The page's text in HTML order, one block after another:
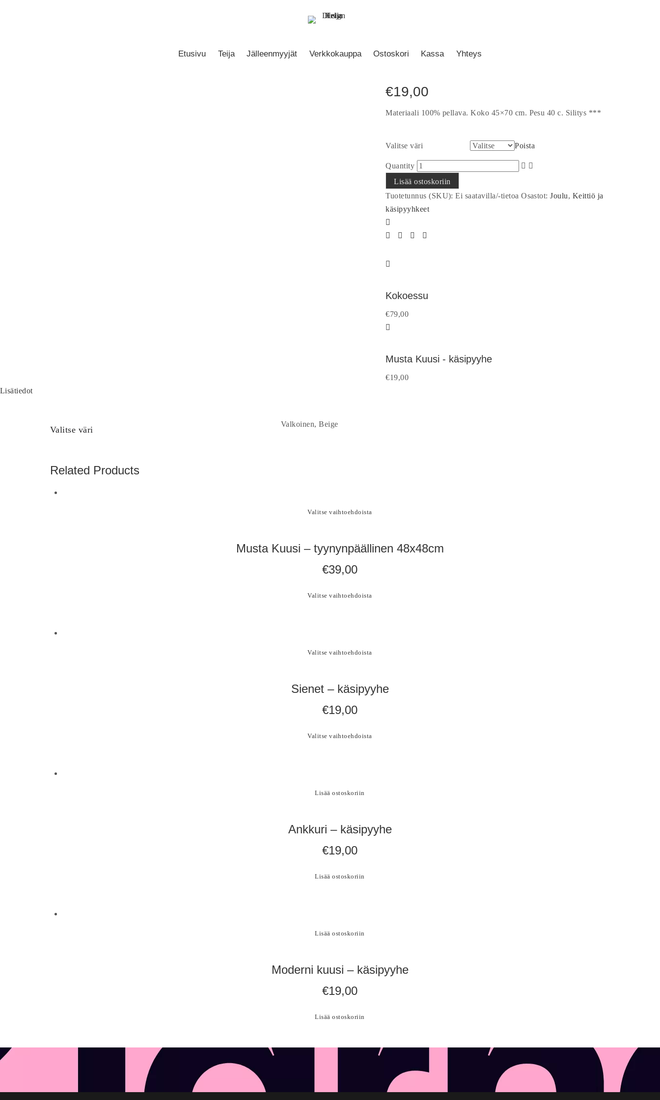
Etusivu Teija Jälleenmyyjät Verkkokauppa Ostoskori Kassa Yhteys
Moderni Kuusi – käsipyyhe
€19,00
Materiaali 100% pellava. Koko 45×70 cm. Pesu 40 c. Silitys ***
Valitse väri Poista
Quantity
Lisää ostoskoriin
Tuotetunnus (SKU):Ei saatavilla/-tietoa Osastot:Joulu, Keittiö ja
käsipyyhkeet
Kokoessu
€79,00
Musta Kuusi - käsipyyhe
€19,00
Lisätiedot
Valitse väri
Valkoinen, Beige
Related Products
Valitse vaihtoehdoista
Musta Kuusi – tyynynpäällinen 48x48cm
€39,00
Valitse vaihtoehdoista
Valitse vaihtoehdoista
Sienet – käsipyyhe
€19,00
Valitse vaihtoehdoista
Lisää ostoskoriin
Ankkuri – käsipyyhe
€19,00
Lisää ostoskoriin
Lisää ostoskoriin
Moderni kuusi – käsipyyhe
€19,00
Lisää ostoskoriin